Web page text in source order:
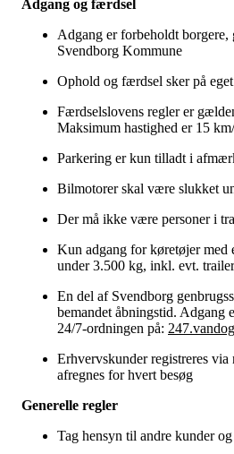
Adgang og færdsel
Adgang er forbeholdt
Svendborg Kommune
Ophold og færdsel sker på
Færdselslovens regler er
Maksimum hastighed er 15
Parkering er kun tilladt i
Bilmotorer skal være slukket
Der må ikke være personer i
Kun adgang for køretøjer med
under 3.500 kg, inkl. evt.
En del af Svendborg
bemandet åbningstid. Adgang
24/7-ordningen på:
Erhvervskunder registreres
afregnes for hvert besøg
Generelle regler
Tag hensyn til andre kunder